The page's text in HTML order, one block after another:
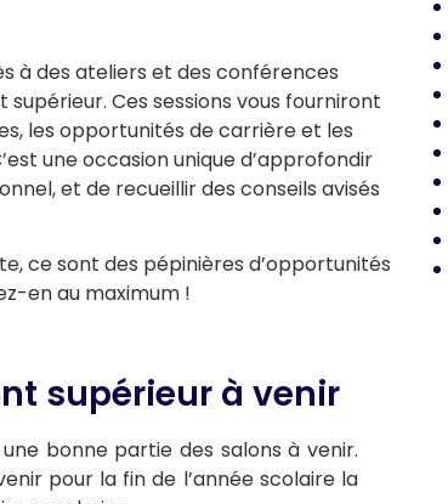
à des ateliers et des conférences
Ces sessions vous fourniront
les opportunités de carrière et les
une occasion unique d’approfondir
et de recueillir des conseils avisés
ce sont des pépinières d’opportunités
en au maximum !
supérieur à venir
bonne partie des salons à venir.
pour la fin de l’année scolaire la